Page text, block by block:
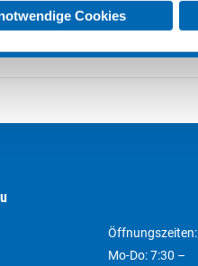
Cookies
69B, 69C UND 71
Öffnungszeiten:
Mo-Do: 7:30 –